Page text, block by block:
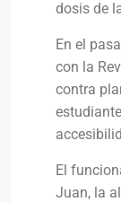
dosis de
En el
con la
contra
El
Juan, la